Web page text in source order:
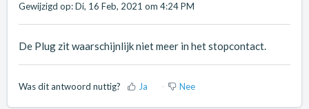
Gewijzigd op: Di, 16 Feb, 2021 om 4:24 PM
De Plug zit waarschijnlijk niet meer in het stopcontact.
Was dit antwoord nuttig? Ja Nee